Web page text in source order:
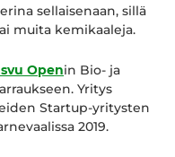
sellaisenaan, sillä
muita kemikaaleja.
Openin Bio- ja
Yritys
Startup-yritysten
2019.